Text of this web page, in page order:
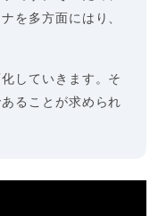
を多方面にはり、
していきます。そ
ることが求められ